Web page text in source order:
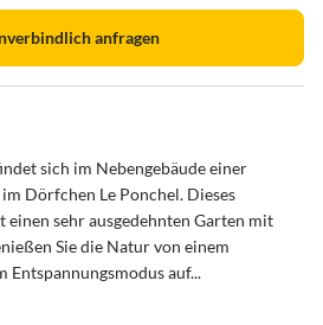
anfragen
sich im Nebengebäude einer
Dörfchen Le Ponchel. Dieses
einen sehr ausgedehnten Garten mit
Sie die Natur von einem
Entspannungsmodus auf...